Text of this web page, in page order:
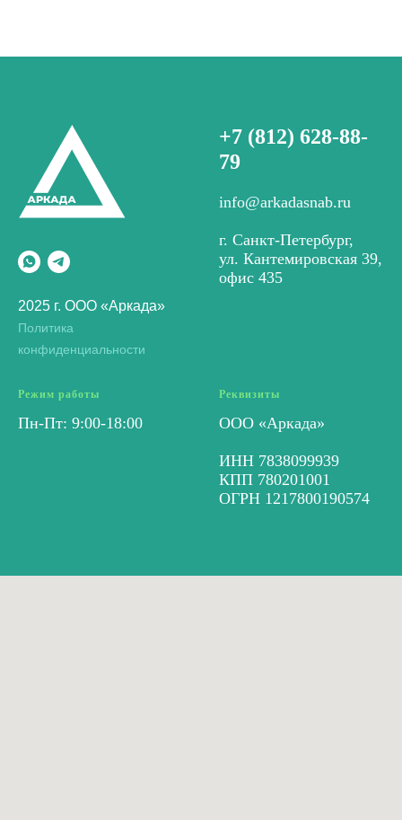
2025 г. ООО «Аркада»
Политика
конфиденциальности
+7 (812) 628-88-
79
info@arkadasnab.ru
г. Санкт-Петербург,
ул. Кантемировская 39,
офис 435
Режим работы
Пн-Пт: 9:00-18:00
Реквизиты
ООО «Аркада»
ИНН 7838099939
КПП 780201001
ОГРН 1217800190574